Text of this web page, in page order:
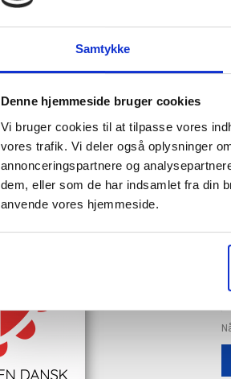
Samtykke
Denne hjemmeside bruger cookies
Vi bruger cookies til at tilpasse vores
vores trafik. Vi deler også oplysninger
annonceringspartnere og
dem, eller som de har indsamlet fra din
anvende vores hjemmeside.
HENT GRATIS E-